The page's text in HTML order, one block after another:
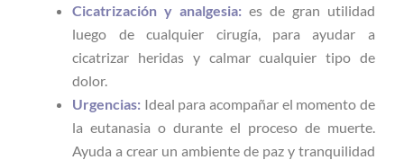
Cicatrización y analgesia: es de gran utilidad
luego de cualquier cirugía, para ayudar a
cicatrizar heridas y calmar cualquier tipo de
dolor.
Urgencias: Ideal para acompañar el momento de
la eutanasia o durante el proceso de muerte.
Ayuda a crear un ambiente de paz y tranquilidad